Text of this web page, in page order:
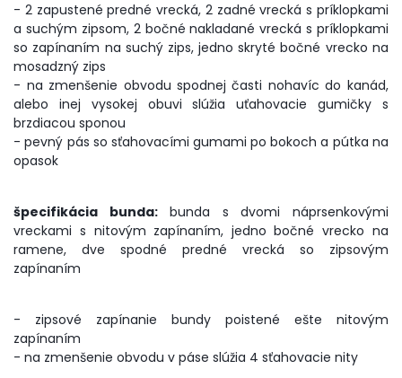
- 2 zapustené predné vrecká, 2 zadné vrecká s príklopkami
a suchým zipsom, 2 bočné nakladané vrecká s príklopkami
so zapínaním na suchý zips, jedno skryté bočné vrecko na
mosadzný zips
- na zmenšenie obvodu spodnej časti nohavíc do kanád,
alebo inej vysokej obuvi slúžia uťahovacie gumičky s
brzdiacou sponou
- pevný pás so sťahovacími gumami po bokoch a pútka na
opasok
špecifikácia bunda:bunda s dvomi náprsenkovými
vreckami s nitovým zapínaním, jedno bočné vrecko na
ramene, dve spodné predné vrecká so zipsovým
zapínaním
- zipsové zapínanie bundy poistené ešte nitovým
zapínaním
- na zmenšenie obvodu v páse slúžia 4 sťahovacie nity